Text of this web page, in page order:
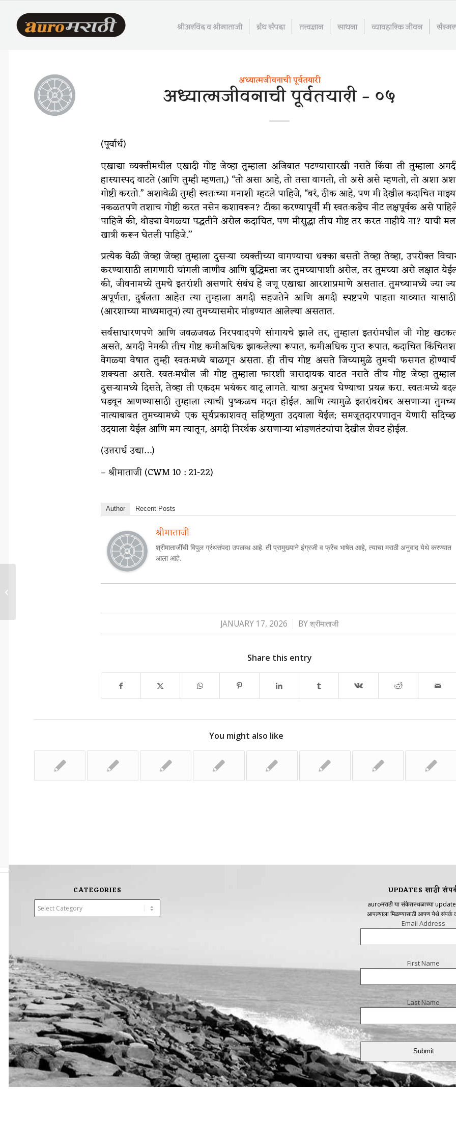
श्रीअरविंद व श्रीमाताजी ग्रंथ संपदा तत्त्वज्ञान साधना व्यावहारिक जीवन
अध्यात्मजीवनाची पूर्वतयारी
अध्यात्मजीवनाची पूर्वतयारी – ०५
(पूर्वार्ध)
एखाद्या व्यक्तीमधील एखादी गोष्ट जेव्हा तुम्हाला अजिबात पटण्यासारखी नसते किंवा ती तुम्हाला
हास्यास्पद वाटते (आणि तुम्ही म्हणता,) “तो असा आहे, तो तसा वागतो, तो असे असे म्हणतो, तो अशा
गोष्टी करतो.” अशावेळी तुम्ही स्वतःच्या मनाशी म्हटले पाहिजे, “बरं, ठीक आहे, पण मी देखील कदाचित
नकळतपणे तशाच गोष्टी करत नसेन कशावरून? टीका करण्यापूर्वी मी स्वतःकडेच नीट लक्षपूर्वक असे
पाहिजे की, थोड्या वेगळ्या पद्धतीने असेल कदाचित, पण मीसुद्धा तीच गोष्ट तर करत नाहीये ना? याची
खात्री करून घेतली पाहिजे.’’
प्रत्येक वेळी जेव्हा जेव्हा तुम्हाला दुसऱ्या व्यक्तीच्या वागण्याचा धक्का बसतो तेव्हा तेव्हा, उपरोक्त
करण्यासाठी लागणारी चांगली जाणीव आणि बुद्धिमत्ता जर तुमच्यापाशी असेल, तर तुमच्या असे लक्षात
की, जीवनामध्ये तुमचे इतरांशी असणारे संबंध हे जणू एखाद्या आरशाप्रमाणे असतात. तुमच्यामध्ये ज्या
अपूर्णता, दुर्बलता आहेत त्या तुम्हाला अगदी सहजतेने आणि अगदी स्पष्टपणे पाहता याव्यात
(आरशाच्या माध्यमातून) त्या तुमच्यासमोर मांडण्यात आलेल्या असतात.
सर्वसाधारणपणे आणि जवळजवळ निरपवादपणे सांगायचे झाले तर, तुम्हाला इतरांमधील जी गोष्ट
असते, अगदी नेमकी तीच गोष्ट कमीअधिक झाकलेल्या रूपात, कमीअधिक गुप्त रूपात, कदाचित
वेगळ्या वेषात तुम्ही स्वतःमध्ये बाळगून असता. ही तीच गोष्ट असते जिच्यामुळे तुमची फसगत
शक्यता असते. स्वतःमधील जी गोष्ट तुम्हाला फारशी त्रासदायक वाटत नसते तीच गोष्ट जेव्हा
दुसऱ्यामध्ये दिसते, तेव्हा ती एकदम भयंकर वाटू लागते. याचा अनुभव घेण्याचा प्रयत्न करा. स्वतःमध्ये
घडवून आणण्यासाठी तुम्हाला त्याची पुष्कळच मदत होईल. आणि त्यामुळे इतरांबरोबर असणाऱ्या
नात्याबाबत तुमच्यामध्ये एक सूर्यप्रकाशवत्‌‍ सहिष्णुता उदयाला येईल; समजूतदारपणातून येणारी
उदयाला येईल आणि मग त्यातून, अगदी निरर्थक असणाऱ्या भांडणतंट्यांचा देखील शेवट होईल.
(उत्तरार्ध उद्या…)
– श्रीमाताजी (CWM 10 : 21-22)
Author Recent Posts
श्रीमाताजी
श्रीमाताजींची विपुल ग्रंथसंपदा उपलब्ध आहे. ती प्रामुख्याने इंग्रजी व फ्रेंच भाषेत आहे, त्याचा मराठी अनुवाद येथे करण्यात
आला आहे.
JANUARY 17, 2026
/ BYश्रीमाताजी
Share this entry
You might also like
CATEGORIES UPDATES साठी
auroमराठी या संकेतस्थळाच्या
आपल्याला मिळण्यासाठी आपण येथे
Email Address
First Name
Last Name
Submit